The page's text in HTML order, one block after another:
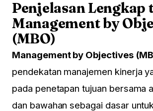
Penjelasan Lengkap
Management by
(MBO)
Management by Objectives
pendekatan manajemen kinerja
pada penetapan tujuan bersama
dan bawahan sebagai dasar untuk